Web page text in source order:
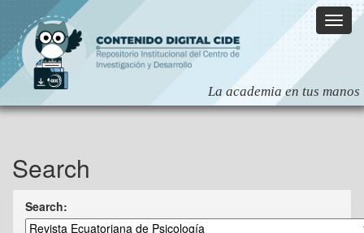
navigation
Search
Search: